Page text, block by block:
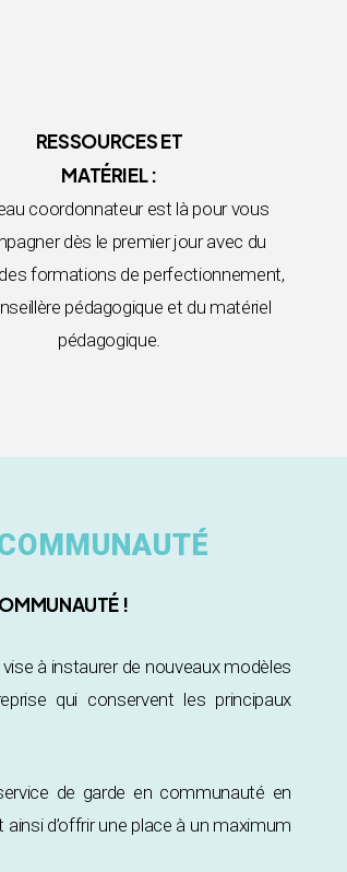
RESSOURCES ET
MATÉRIEL :
coordonnateur est là pour vous
dès le premier jour avec du
formations de perfectionnement,
pédagogique et du matériel
pédagogique.
!
à instaurer de nouveaux modèles
qui conservent les principaux
de garde en communauté en
d’offrir une place à un maximum